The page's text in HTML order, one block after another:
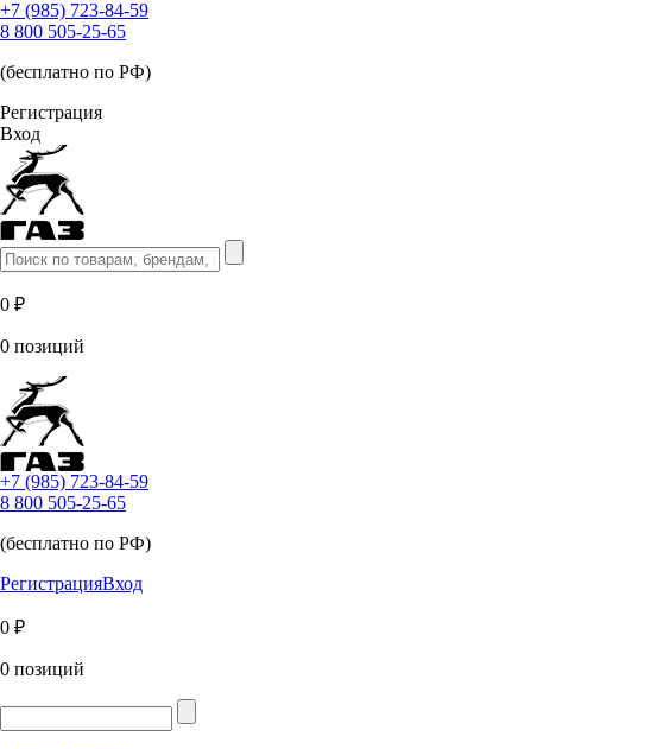
+7 (985) 723-84-59
8 800 505-25-65
(бесплатно по РФ)
Регистрация
Вход
0 ₽
0 позиций
+7 (985) 723-84-59
8 800 505-25-65
(бесплатно по РФ)
РегистрацияВход
0 ₽
0 позиций